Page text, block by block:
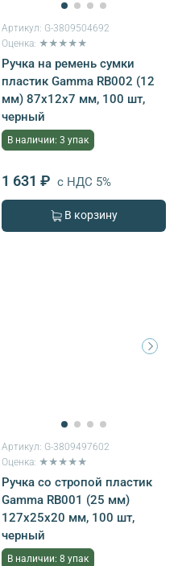
Артикул: G-3809504692
Оценка: ★★★★★
Ручка на ремень сумки
пластик Gamma RB002 (12
мм) 87х12х7 мм, 100 шт,
черный
В наличии: 3 упак
1 631 ₽ с НДС 5%
В корзину
Артикул: G-3809497602
Оценка: ★★★★★
Ручка со стропой пластик
Gamma RB001 (25 мм)
127х25х20 мм, 100 шт,
черный
В наличии: 8 упак